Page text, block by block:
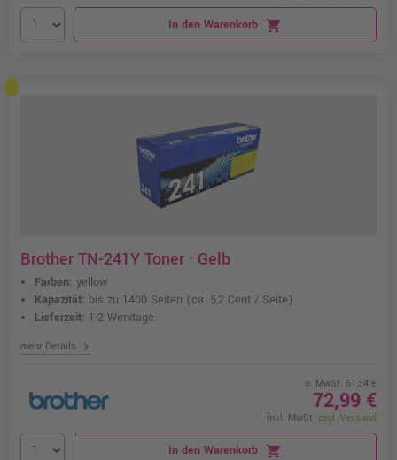
In den Warenkorb shopping_cart
Brother TN-241Y Toner · Gelb
Farben: yellow
Kapazität: bis zu 1400 Seiten (ca. 5,2 Cent / Seite)
Lieferzeit: 1-2 Werktage
mehr Details chevron_right
o. MwSt. 61,34 €
72,99 €
inkl. MwSt. zzgl. Versand
In den Warenkorb shopping_cart